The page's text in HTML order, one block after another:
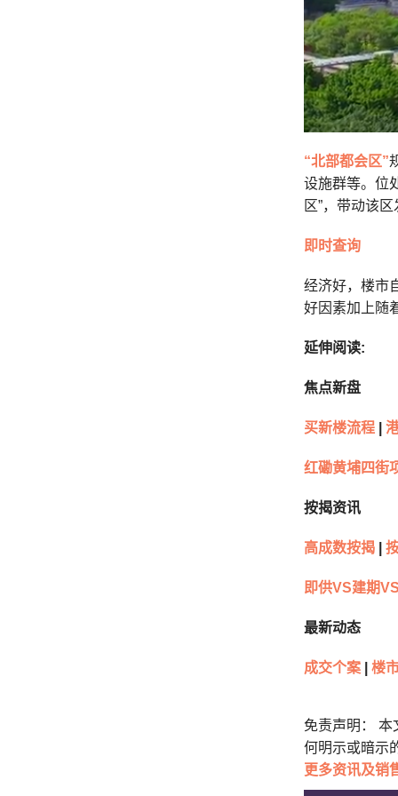
“北部都会区”
设施群等。位
区”，带动该
即时查询
经济好，楼市
好因素加上随
延伸阅读:
焦点新盘
买新楼流程
红磡黄埔四街
按揭资讯
高成数按揭
即供VS建期
最新动态
成交个案 楼
免责声明：
何明示或暗示
更多资讯及销